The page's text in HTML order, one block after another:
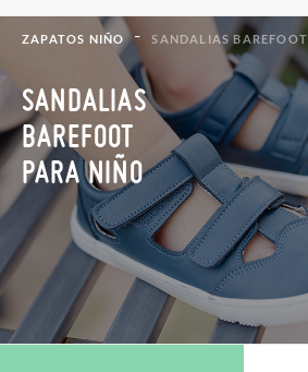
ZAPATOS NIÑO SANDALIAS BAREFOOT
SANDALIAS
BAREFOOT
PARA NIÑO